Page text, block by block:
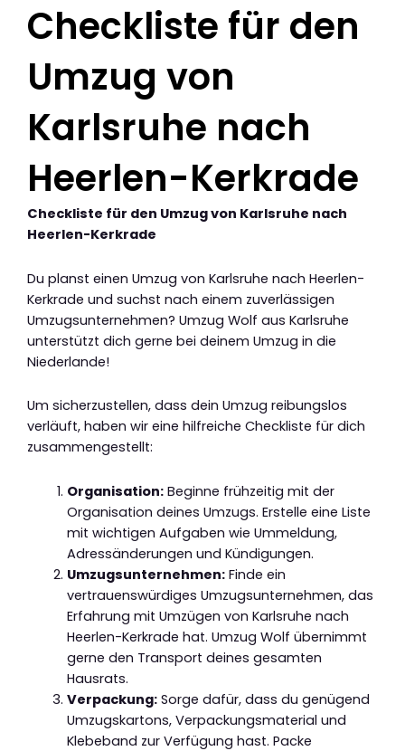
Checkliste für den
Umzug von
Karlsruhe nach
Heerlen-Kerkrade
Checkliste für den Umzug von Karlsruhe nach
Heerlen-Kerkrade
Du planst einen Umzug von Karlsruhe nach Heerlen-
Kerkrade und suchst nach einem zuverlässigen
Umzugsunternehmen? Umzug Wolf aus Karlsruhe
unterstützt dich gerne bei deinem Umzug in die
Niederlande!
Um sicherzustellen, dass dein Umzug reibungslos
verläuft, haben wir eine hilfreiche Checkliste für dich
zusammengestellt:
Organisation:Beginne frühzeitig mit der
Organisation deines Umzugs. Erstelle eine Liste
mit wichtigen Aufgaben wie Ummeldung,
Adressänderungen und Kündigungen.
Umzugsunternehmen:Finde ein
vertrauenswürdiges Umzugsunternehmen, das
Erfahrung mit Umzügen von Karlsruhe nach
Heerlen-Kerkrade hat. Umzug Wolf übernimmt
gerne den Transport deines gesamten
Hausrats.
Verpackung:Sorge dafür, dass du genügend
Umzugskartons, Verpackungsmaterial und
Klebeband zur Verfügung hast. Packe